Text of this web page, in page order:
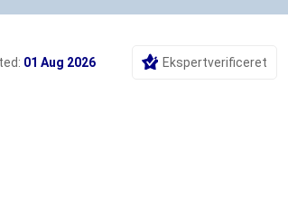
01 Aug 2026 Ekspertverificeret